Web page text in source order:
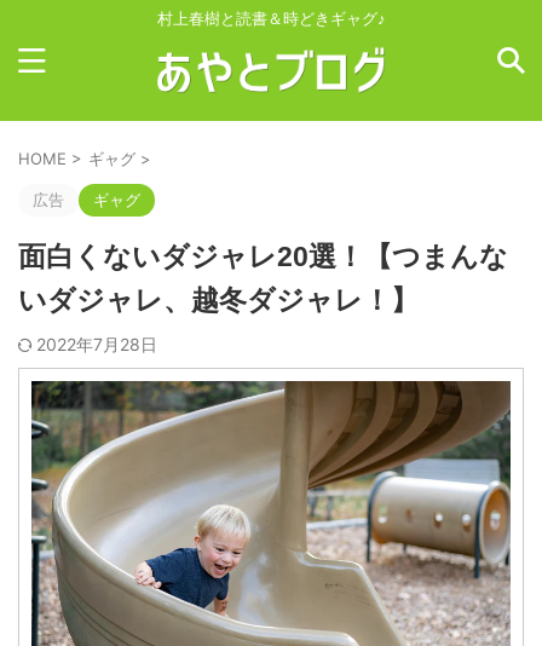
村上春樹と読書＆時どきギャグ♪
HOME > ギャグ >
広告 ギャグ
面白くないダジャレ20選！【つまんな
いダジャレ、越冬ダジャレ！】
2022年7月28日